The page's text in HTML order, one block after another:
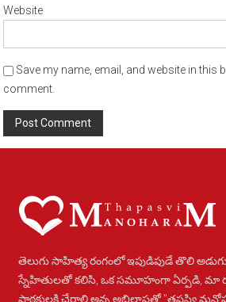
Website
Save my name, email, and website in this
comment.
తెలుగు సాహిత్య రంగంలో ఇపుడిపుడే తొలి
స్నేహితులతో కలిసి, ఒక సమూహంగా ఏర్పడి, మా
పాఠకులకి చేరాలి అన్న అభిలాషతో "తపస్వి